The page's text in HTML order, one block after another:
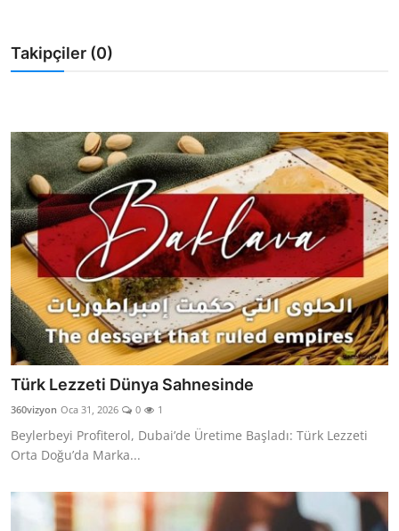
Takipçiler (0)
Türk Lezzeti Dünya Sahnesinde
360vizyon Oca 31, 2026 0 1
Beylerbeyi Profiterol, Dubai’de Üretime Başladı: Türk Lezzeti
Orta Doğu’da Marka...